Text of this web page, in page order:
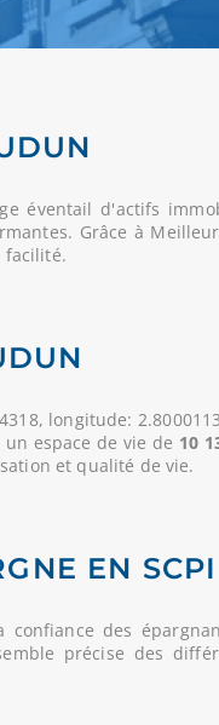
éventail d'actifs
Grâce à
facilité.
longitude:
espace de vie de 10
et qualité de vie.
EN SCPI
confiance des
précise des